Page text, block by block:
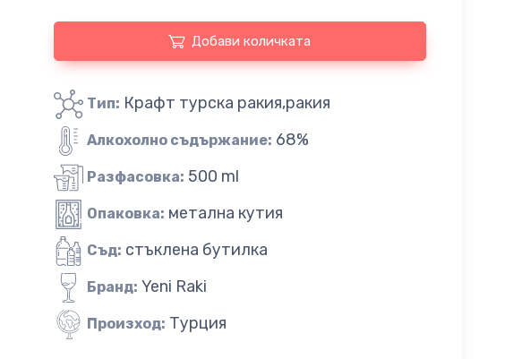
Добави количката
Тип: Крафт турска ракия,ракия
Алкохолно съдържание: 68%
Разфасовка: 500 ml
Опаковка: метална кутия
Съд: стъклена бутилка
Бранд: Yeni Raki
Произход: Турция